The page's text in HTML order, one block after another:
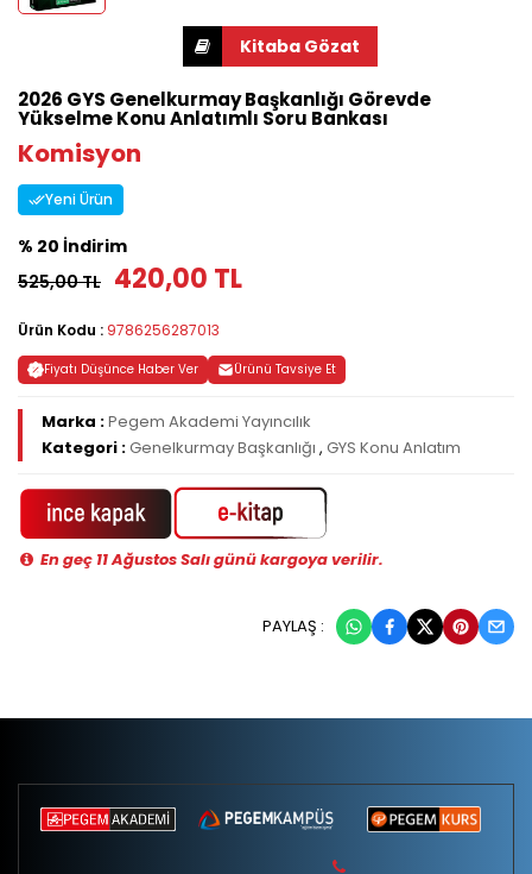
2026 GYS Genelkurmay Başkanlığı Görevde
Yükselme Konu Anlatımlı Soru Bankası
Komisyon
Yeni Ürün
% 20 İndirim
525,00 TL 420,00 TL
Ürün Kodu : 9786256287013
Fiyatı Düşünce Haber Ver Ürünü Tavsiye Et
Marka :Pegem Akademi Yayıncılık
Kategori :Genelkurmay Başkanlığı , GYS Konu Anlatım
En geç 11 Ağustos Salı günü kargoya verilir.
PAYLAŞ :